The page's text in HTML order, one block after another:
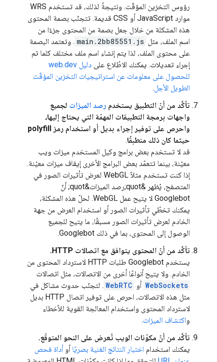
رؤوس التخزين المؤقّت. ونتيجةً لذلك، قد تستخدم WRS
موارد JavaScript أو CSS قديمة. تتجنّب بصمة المحتوى
هذه المشكلة من خلال جعل بصمة من المحتوى جزءًا من
اسم الملف، مثل main.2bb85551.js . وتعتمد البصمة
على محتوى الملف، لذا يتم إنشاء اسم ملف مختلف كلما تم
إجراء تعديلات. يمكنك الاطّلاع على
دليل web.dev
للحصول على معلومات عن استراتيجيات التخزين المؤقّت
الطويل الأجل.
تأكَّد من أنّ التطبيق يستخدم رصد الميزات لجميع
واجهات برمجة التطبيقات المهمّة التي يحتاج إليها،
واحرص على توفير إجراء بديل أو استخدام رمز polyfill
حيثما كان ذلك منطبقًا.
قد لا تستخدم بعض برامج وكيل المستخدم ميزات ويب
معيّنة، بينما تتعمّد بعض البرامج الأخرى إيقاف ميزات معيّنة.
إذا كنت تستخدم مثلاً WebGL لعرض تأثيرات الصور في
المتصفح، يُظهر &quot;رصد الميزات&quot; أنّ
Googlebot لا يتيح عمل WebGL. لحلّ هذه المشكلة،
يمكنك تخطّي تأثيرات الصور أو استخدام العرض من جهة
الخادم لعرض تأثيرات الصور مسبقًا، ما يتيح للجميع
الوصول إلى المحتوى، بما في ذلك Googlebot.
تأكَّد من أنّ المحتوى يتوافق مع اتصالات HTTP.
يستخدم Googlebot طلبات HTTP لاسترداد المحتوى من
الخادم. ولا يتيح أنواعًا أخرى من الاتصالات، مثل اتصالات
WebSockets أو WebRTC . لتجنّب حدوث مشاكل في
مثل هذه الاتصالات، احرص على توفير اتصال HTTP بديل
لاسترداد المحتوى واستخدام المعالجة القوية للأخطاء
واكتشاف الميزات.
تأكَّد من أنّ مكوّنات الويب تُعرض على النحو المتوقّع.
يمكنك استخدام اختبار النتائج الغنية بصريًا أوأداة فحص